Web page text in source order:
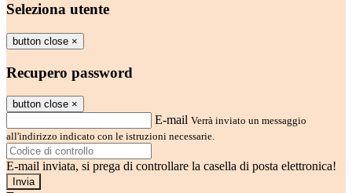
Seleziona utente
button close ×
Recupero password
button close ×
E-mail Verrà inviato un messaggio
all'indirizzo indicato con le istruzioni necessarie.
E-mail inviata, si prega di controllare la casella di posta elettronica!